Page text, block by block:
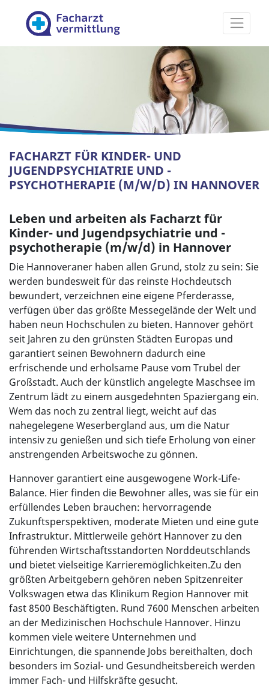
Facharztvermittlung
FACHARZT FÜR KINDER- UND
JUGENDPSYCHIATRIE UND -
PSYCHOTHERAPIE (M/W/D) IN HANNOVER
Leben und arbeiten als Facharzt für
Kinder- und Jugendpsychiatrie und -
psychotherapie (m/w/d) in Hannover
Die Hannoveraner haben allen Grund, stolz zu sein: Sie
werden bundesweit für das reinste Hochdeutsch
bewundert, verzeichnen eine eigene Pferderasse,
verfügen über das größte Messegelände der Welt und
haben neun Hochschulen zu bieten. Hannover gehört
seit Jahren zu den grünsten Städten Europas und
garantiert seinen Bewohnern dadurch eine
erfrischende und erholsame Pause vom Trubel der
Großstadt. Auch der künstlich angelegte Maschsee im
Zentrum lädt zu einem ausgedehnten Spaziergang ein.
Wem das noch zu zentral liegt, weicht auf das
nahegelegene Weserbergland aus, um die Natur
intensiv zu genießen und sich tiefe Erholung von einer
anstrengenden Arbeitswoche zu gönnen.
Hannover garantiert eine ausgewogene Work-Life-
Balance. Hier finden die Bewohner alles, was sie für ein
erfüllendes Leben brauchen: hervorragende
Zukunftsperspektiven, moderate Mieten und eine gute
Infrastruktur. Mittlerweile gehört Hannover zu den
führenden Wirtschaftsstandorten Norddeutschlands
und bietet vielseitige Karrieremöglichkeiten.Zu den
größten Arbeitgebern gehören neben Spitzenreiter
Volkswagen etwa das Klinikum Region Hannover mit
fast 8500 Beschäftigten. Rund 7600 Menschen arbeiten
an der Medizinischen Hochschule Hannover. Hinzu
kommen viele weitere Unternehmen und
Einrichtungen, die spannende Jobs bereithalten, doch
besonders im Sozial- und Gesundheitsbereich werden
immer Fach- und Hilfskräfte gesucht.